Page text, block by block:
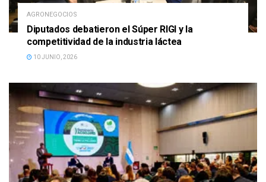
AGRONEGOCIOS
Diputados debatieron el Súper RIGI y la
competitividad de la industria láctea
10 JUNIO, 2026